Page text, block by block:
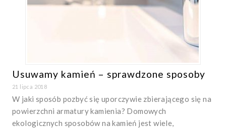
Usuwamy kamień – sprawdzone sposoby
21 lipca 2018
W jaki sposób pozbyć się uporczywie zbierającego się na
powierzchni armatury kamienia? Domowych
ekologicznych sposobów na kamień jest wiele,